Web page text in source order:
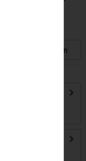
Speichern
Schulter-zu-